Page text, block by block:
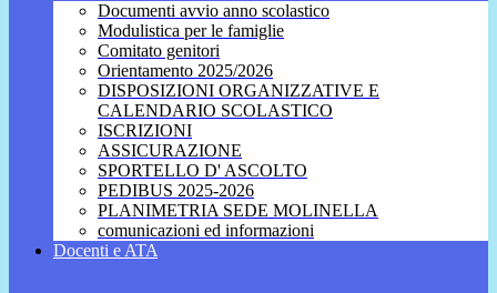
Documenti avvio anno scolastico
Modulistica per le famiglie
Comitato genitori
Orientamento 2025/2026
DISPOSIZIONI ORGANIZZATIVE E
CALENDARIO SCOLASTICO
ISCRIZIONI
ASSICURAZIONE
SPORTELLO D' ASCOLTO
PEDIBUS 2025-2026
PLANIMETRIA SEDE MOLINELLA
comunicazioni ed informazioni
Docenti e ATA